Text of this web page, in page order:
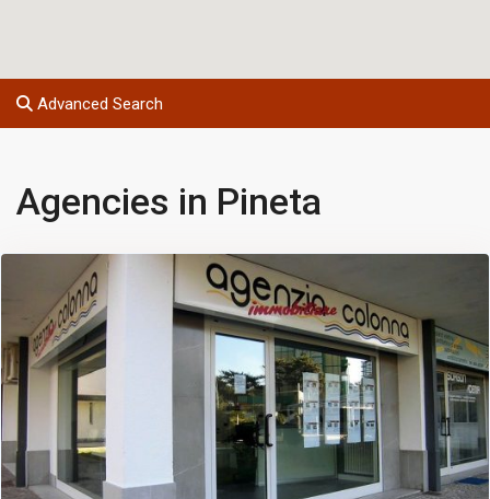
Advanced Search
Agencies in Pineta